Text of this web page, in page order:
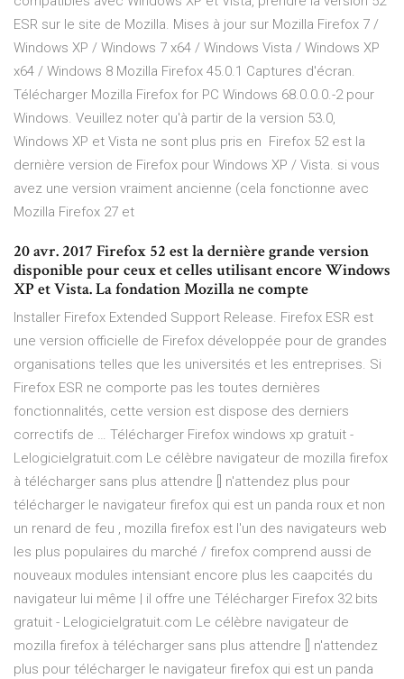
ESR sur le site de Mozilla. Mises à jour sur Mozilla Firefox 7 /
Windows XP / Windows 7 x64 / Windows Vista / Windows XP
x64 / Windows 8 Mozilla Firefox 45.0.1 Captures d'écran.
Télécharger Mozilla Firefox for PC Windows 68.0.0.0.-2 pour
Windows. Veuillez noter qu'à partir de la version 53.0,
Windows XP et Vista ne sont plus pris en Firefox 52 est la
dernière version de Firefox pour Windows XP / Vista. si vous
avez une version vraiment ancienne (cela fonctionne avec
Mozilla Firefox 27 et
20 avr. 2017 Firefox 52 est la dernière grande version
disponible pour ceux et celles utilisant encore Windows
XP et Vista. La fondation Mozilla ne compte
Installer Firefox Extended Support Release. Firefox ESR est
une version officielle de Firefox développée pour de grandes
organisations telles que les universités et les entreprises. Si
Firefox ESR ne comporte pas les toutes dernières
fonctionnalités, cette version est dispose des derniers
correctifs de … Télécharger Firefox windows xp gratuit -
Lelogicielgratuit.com Le célèbre navigateur de mozilla firefox
à télécharger sans plus attendre [] n'attendez plus pour
télécharger le navigateur firefox qui est un panda roux et non
un renard de feu , mozilla firefox est l'un des navigateurs web
les plus populaires du marché / firefox comprend aussi de
nouveaux modules intensiant encore plus les caapcités du
navigateur lui même | il offre une Télécharger Firefox 32 bits
gratuit - Lelogicielgratuit.com Le célèbre navigateur de
mozilla firefox à télécharger sans plus attendre [] n'attendez
plus pour télécharger le navigateur firefox qui est un panda